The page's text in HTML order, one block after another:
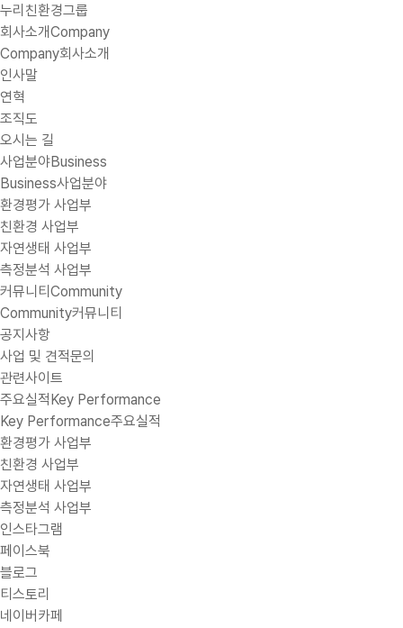
누리친환경그룹
회사소개Company
Company회사소개
인사말
연혁
조직도
오시는 길
사업분야Business
Business사업분야
환경평가 사업부
친환경 사업부
자연생태 사업부
측정분석 사업부
커뮤니티 Community
Community커뮤니티
공지사항
사업 및 견적문의
관련사이트
주요실적Key Performance
Key Performance주요실적
환경평가 사업부
친환경 사업부
자연생태 사업부
측정분석 사업부
인스타그램
페이스북
블로그
티스토리
네이버카페